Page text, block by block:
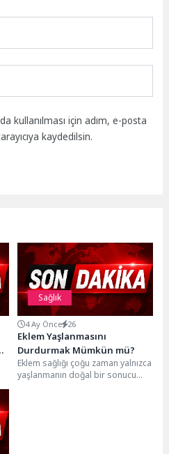
kullanılması için adım, e-posta
kaydedilsin.
Sağlık
4 Ay Önce 26
Eklem Yaşlanmasını
Durdurmak Mümkün mü?
Eklem sağlığı çoğu zaman yalnızca
yaşlanmanın doğal bir sonucu